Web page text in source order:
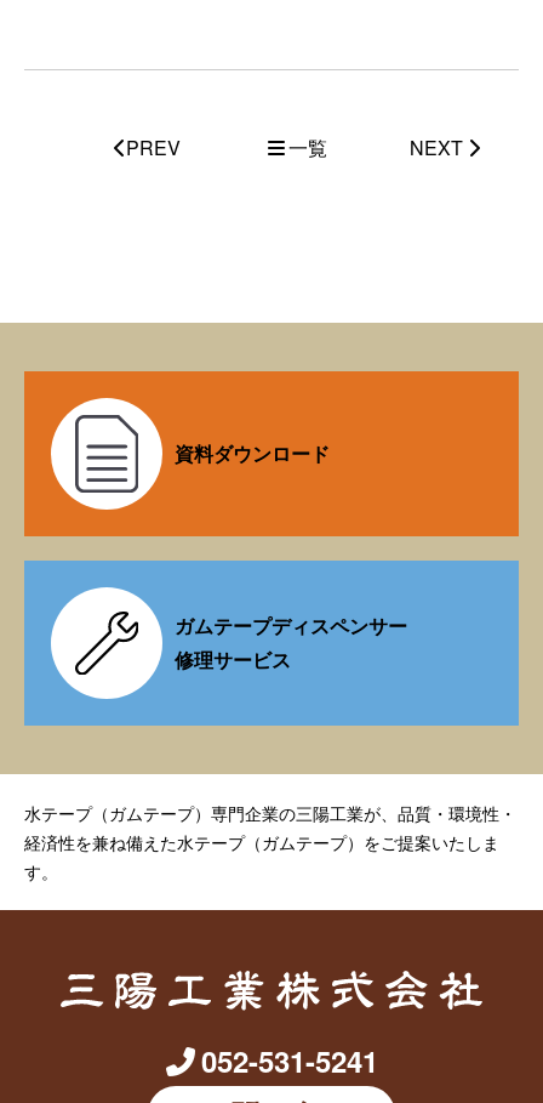
PREV 一覧 NEXT
資料ダウンロード
ガムテープディスペンサー
修理サービス
水テープ（ガムテープ）専門企業の三陽工業が、品質・環境性・
経済性を兼ね備えた水テープ（ガムテープ）をご提案いたしま
す。
052-531-5241